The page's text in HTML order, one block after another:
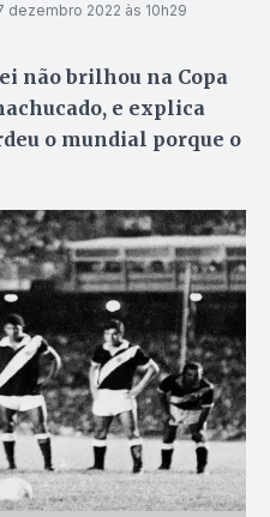
dezembro 2022 às 10h29
não brilhou na Copa
e explica
o mundial porque o